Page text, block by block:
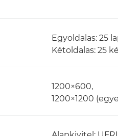
Egyoldalas: 25
Kétoldalas: 25
1200×600,
1200×1200